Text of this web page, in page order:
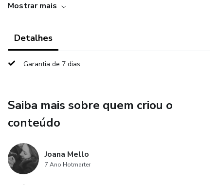
Joana y Marcos se conocieron siendo jóvenes, cuando la
desconocido. Lo que comenzó con un simple encuentro se
resistió el tiempo.
futuro que imaginaron, Joana descubre que el amor
verdadero no reside solo en los días felices, sino también
en la permanencia, el cuidado y la despedida.
Mostrar mais
Detalhes
Garantia de 7 dias
Saiba mais sobre quem criou o
conteúdo
Joana Mello
7 Ano Hotmarter